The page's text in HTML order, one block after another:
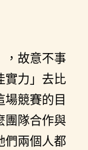
，故意不事
實力」去比
場競賽的目
團隊合作與
們兩個人都